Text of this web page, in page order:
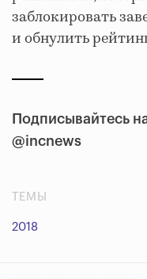
заблокировать
и обнулить
Подписывайтесь
@incnews
ТЕМЫ
2018